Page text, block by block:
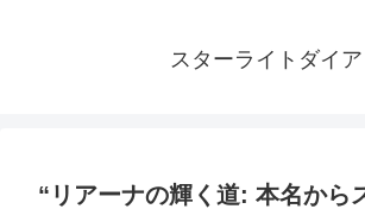
スターライトダイア
“リアーナの輝く道: 本名から